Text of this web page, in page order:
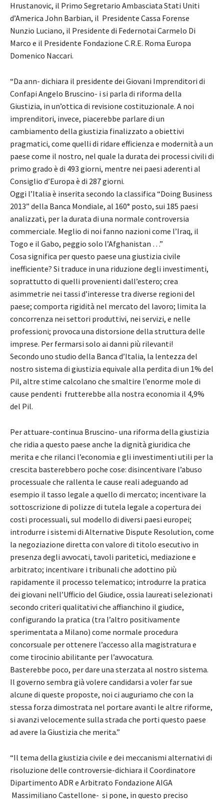
Hrustanovic, il Primo Segretario Ambasciata Stati Uniti
d’America John Barbian, il Presidente Cassa Forense
Nunzio Luciano, il Presidente di Federnotai Carmelo Di
Marco e il Presidente Fondazione C.R.E. Roma Europa
Domenico Naccari.
“Da ann- dichiara il presidente dei Giovani Imprenditori di
Confapi Angelo Bruscino- i si parla di riforma della
Giustizia, in un’ottica di revisione costituzionale. A noi
imprenditori, invece, piacerebbe parlare di un
cambiamento della giustizia finalizzato a obiettivi
pragmatici, come quelli di ridare efficienza e modernità a un
paese come il nostro, nel quale la durata dei processi civili di
primo grado è di 493 giorni, mentre nei paesi aderenti al
Consiglio d’Europa è di 287 giorni.
Oggi l’Italia è inserita secondo la classifica “Doing Business
2013” della Banca Mondiale, al 160° posto, sui 185 paesi
analizzati, per la durata di una normale controversia
commerciale. Meglio di noi fanno nazioni come l’Iraq, il
Togo e il Gabo, peggio solo l’Afghanistan …”
Cosa significa per questo paese una giustizia civile
inefficiente? Si traduce in una riduzione degli investimenti,
soprattutto di quelli provenienti dall’estero; crea
asimmetrie nei tassi d’interesse tra diverse regioni del
paese; comporta rigidità nel mercato del lavoro; limita la
concorrenza nei settori produttivi, nei servizi, e nelle
professioni; provoca una distorsione della struttura delle
imprese. Per fermarsi solo ai danni più rilevanti!
Secondo uno studio della Banca d’Italia, la lentezza del
nostro sistema di giustizia equivale alla perdita di un 1% del
Pil, altre stime calcolano che smaltire l’enorme mole di
cause pendenti frutterebbe alla nostra economia il 4,9%
del Pil.
Per attuare-continua Bruscino- una riforma della giustizia
che ridia a questo paese anche la dignità giuridica che
merita e che rilanci l’economia e gli investimenti utili per la
crescita basterebbero poche cose: disincentivare l’abuso
processuale che rallenta le cause reali adeguando ad
esempio il tasso legale a quello di mercato; incentivare la
sottoscrizione di polizze di tutela legale a copertura dei
costi processuali, sul modello di diversi paesi europei;
introdurre i sistemi di Alternative Dispute Resolution, come
la negoziazione diretta con valore di titolo esecutivo in
presenza degli avvocati, tavoli paritetici, mediazione e
arbitrato; incentivare i tribunali che adottino più
rapidamente il processo telematico; introdurre la pratica
dei giovani nell’Ufficio del Giudice, ossia laureati selezionati
secondo criteri qualitativi che affianchino il giudice,
configurando la pratica (tra l’altro positivamente
sperimentata a Milano) come normale procedura
concorsuale per ottenere l’accesso alla magistratura e
come tirocinio abilitante per l’avvocatura.
Basterebbe poco, per dare una sterzata al nostro sistema.
Il governo sembra già volere candidarsi a voler far sue
alcune di queste proposte, noi ci auguriamo che con la
stessa forza dimostrata nel portare avanti le altre riforme,
si avanzi velocemente sulla strada che porti questo paese
ad avere la Giustizia che merita.”
“Il tema della giustizia civile e dei meccanismi alternativi di
risoluzione delle controversie-dichiara il Coordinatore
Dipartimento ADR e Arbitrato Fondazione AIGA
Massimiliano Castellone- si pone, in questo preciso